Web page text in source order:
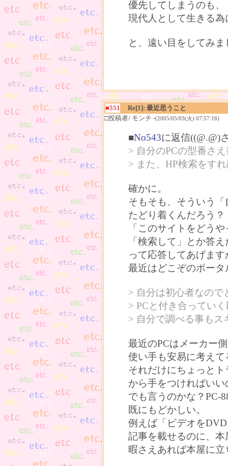
優先してしまうのも、
現代人として生きる
と、遠い目をしてみま
■551
Re[1]: 最近思うこと
□投稿者/ モンチ -(2005/05/03(火) 07:57:16)
■No543に返信((@.@)
> 自分のPCの型番さ
> また、HP検索をす
確かに。
そもそも、そういう
たどり着くんだろう？
「このサイトをどう
「検索して」とか答
って応答してあげます
最近はどこぞのポー
> 自分は初心者なので
> PCと付き合ってい
> 自分で調べる事も
最近のPCはメーカー
使い手も安易に考え
それだけにちょっと
から手をつければい
でも言うのかな？PC-
既にもどかしい。
例えば「ビデオを
記事を載せるのに、
暇さえあれば本屋に